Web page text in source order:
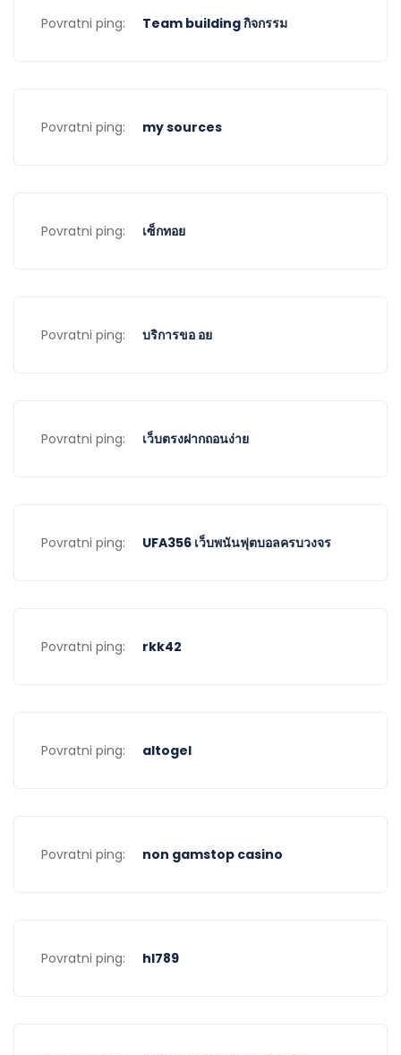
Povratni ping: Team building กิจกรรม
Povratni ping: my sources
Povratni ping: เซ็กทอย
Povratni ping: บริการขอ อย
Povratni ping: เว็บตรงฝากถอนง่าย
Povratni ping: UFA356 เว็บพนันฟุตบอลครบวงจร
Povratni ping: rkk42
Povratni ping: altogel
Povratni ping: non gamstop casino
Povratni ping: hl789